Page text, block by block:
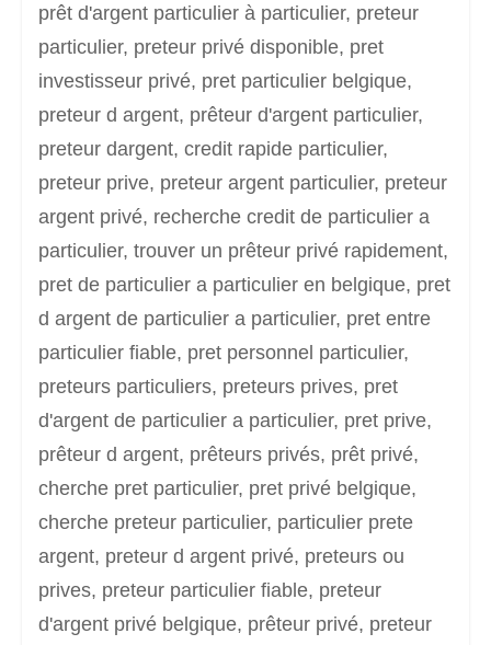
prêt d'argent particulier à particulier, preteur
particulier, preteur privé disponible, pret
investisseur privé, pret particulier belgique,
preteur d argent, prêteur d'argent particulier,
preteur dargent, credit rapide particulier,
preteur prive, preteur argent particulier, preteur
argent privé, recherche credit de particulier a
particulier, trouver un prêteur privé rapidement,
pret de particulier a particulier en belgique, pret
d argent de particulier a particulier, pret entre
particulier fiable, pret personnel particulier,
preteurs particuliers, preteurs prives, pret
d'argent de particulier a particulier, pret prive,
prêteur d argent, prêteurs privés, prêt privé,
cherche pret particulier, pret privé belgique,
cherche preteur particulier, particulier prete
argent, preteur d argent privé, preteurs ou
prives, preteur particulier fiable, preteur
d'argent privé belgique, prêteur privé, preteur